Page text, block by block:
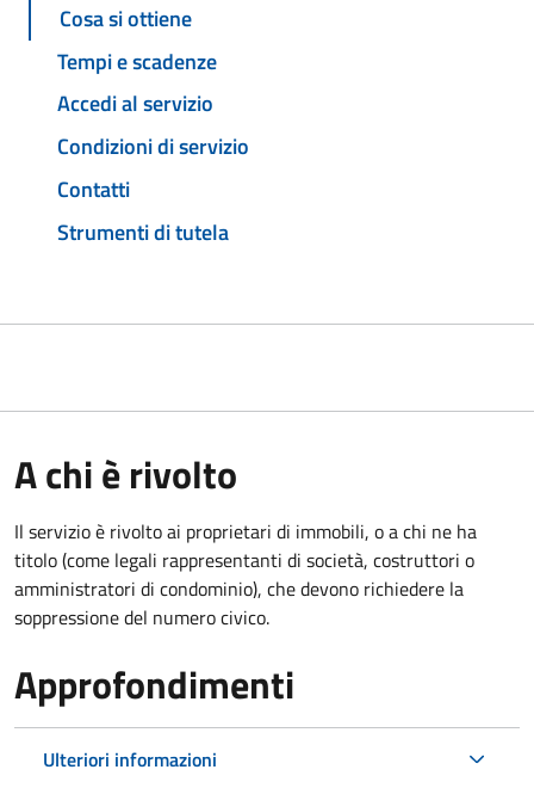
Cosa si ottiene
Tempi e scadenze
Accedi al servizio
Condizioni di servizio
Contatti
Strumenti di tutela
A chi è rivolto
Il servizio è rivolto ai proprietari di immobili, o a chi ne ha
titolo (come legali rappresentanti di società, costruttori o
amministratori di condominio), che devono richiedere la
soppressione del numero civico.
Approfondimenti
Ulteriori informazioni